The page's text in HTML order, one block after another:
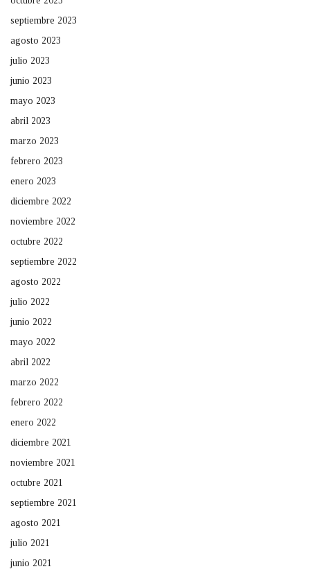
septiembre 2023
agosto 2023
julio 2023
junio 2023
mayo 2023
abril 2023
marzo 2023
febrero 2023
enero 2023
diciembre 2022
noviembre 2022
octubre 2022
septiembre 2022
agosto 2022
julio 2022
junio 2022
mayo 2022
abril 2022
marzo 2022
febrero 2022
enero 2022
diciembre 2021
noviembre 2021
octubre 2021
septiembre 2021
agosto 2021
julio 2021
junio 2021